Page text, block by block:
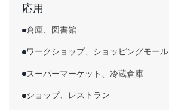
応用
倉庫、図書館
ワークショップ、ショッピングモール
スーパーマーケット、冷蔵倉庫
ショップ、レストラン